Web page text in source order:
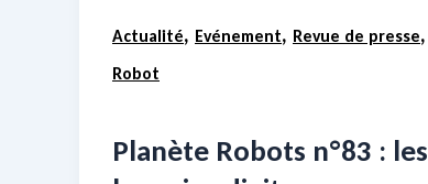
Actualité, Evénement, Revue de presse,
Robot
Planète Robots n°83 : les